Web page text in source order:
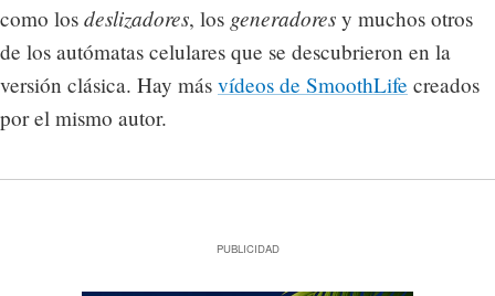
como los deslizadores, los generadores y muchos otros
de los autómatas celulares que se descubrieron en la
versión clásica. Hay más vídeos de SmoothLife creados
por el mismo autor.
PUBLICIDAD